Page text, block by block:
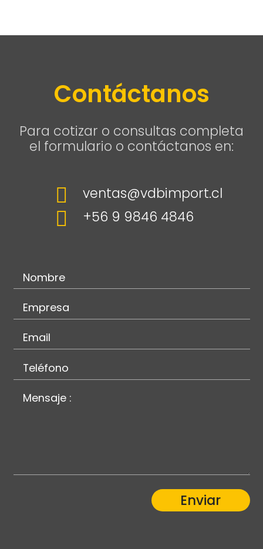
Contáctanos
Para cotizar o consultas completa
el formulario o contáctanos en:
 ventas@vdbimport.cl
 +56 9 9846 4846
Enviar